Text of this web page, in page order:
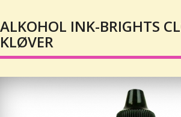
ALKOHOL INK-BRIGHTS
KLØVER